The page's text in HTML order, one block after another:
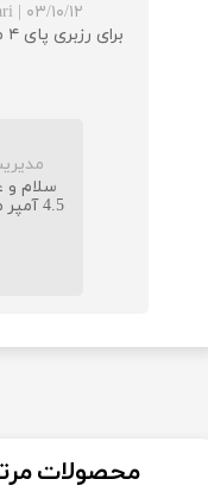
۰۳/۱۰/۱۲
4.5
محصولات